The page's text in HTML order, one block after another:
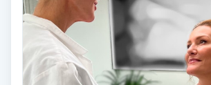
Skalpmassage
Skinbooster